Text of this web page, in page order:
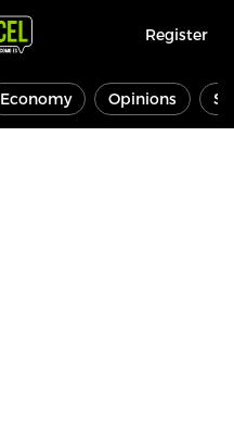
Register
Economy Opinions